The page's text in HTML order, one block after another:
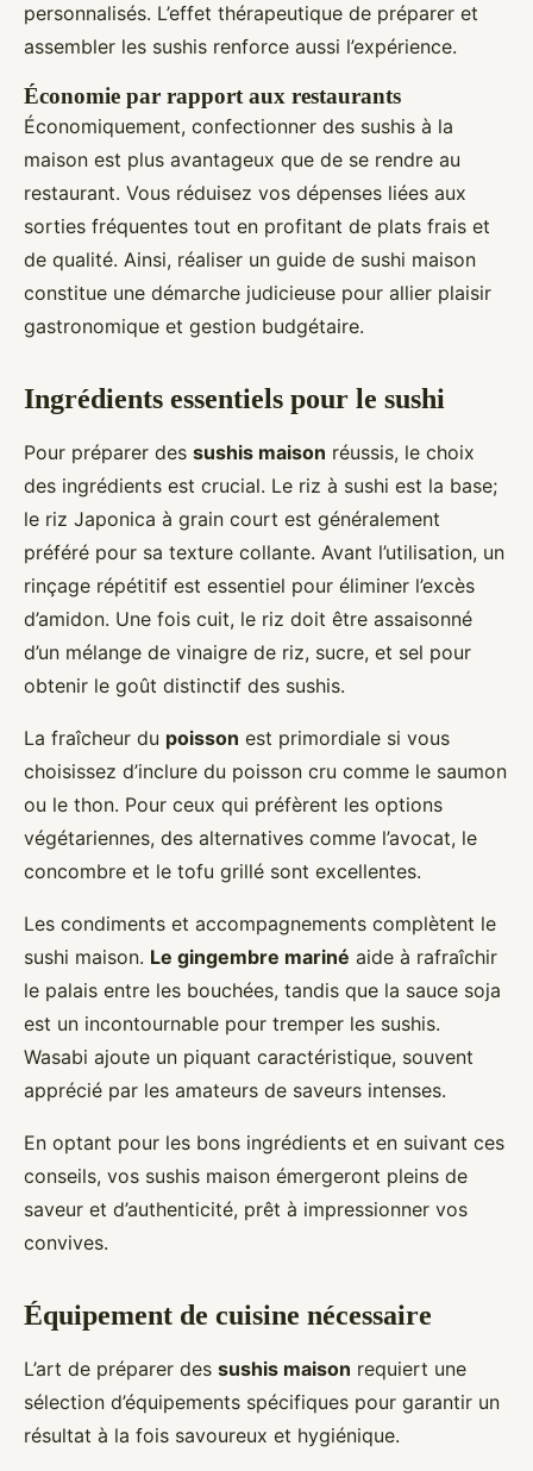
personnalisés. L’effet thérapeutique de préparer et
assembler les sushis renforce aussi l’expérience.
Économie par rapport aux restaurants
Économiquement, confectionner des sushis à la
maison est plus avantageux que de se rendre au
restaurant. Vous réduisez vos dépenses liées aux
sorties fréquentes tout en profitant de plats frais et
de qualité. Ainsi, réaliser un guide de sushi maison
constitue une démarche judicieuse pour allier plaisir
gastronomique et gestion budgétaire.
Ingrédients essentiels pour le sushi
Pour préparer des sushis maison réussis, le choix
des ingrédients est crucial. Le riz à sushi est la base;
le riz Japonica à grain court est généralement
préféré pour sa texture collante. Avant l’utilisation, un
rinçage répétitif est essentiel pour éliminer l’excès
d’amidon. Une fois cuit, le riz doit être assaisonné
d’un mélange de vinaigre de riz, sucre, et sel pour
obtenir le goût distinctif des sushis.
La fraîcheur du poisson est primordiale si vous
choisissez d’inclure du poisson cru comme le saumon
ou le thon. Pour ceux qui préfèrent les options
végétariennes, des alternatives comme l’avocat, le
concombre et le tofu grillé sont excellentes.
Les condiments et accompagnements complètent le
sushi maison. Le gingembre mariné aide à rafraîchir
le palais entre les bouchées, tandis que la sauce soja
est un incontournable pour tremper les sushis.
Wasabi ajoute un piquant caractéristique, souvent
apprécié par les amateurs de saveurs intenses.
En optant pour les bons ingrédients et en suivant ces
conseils, vos sushis maison émergeront pleins de
saveur et d’authenticité, prêt à impressionner vos
convives.
Équipement de cuisine nécessaire
L’art de préparer des sushis maison requiert une
sélection d’équipements spécifiques pour garantir un
résultat à la fois savoureux et hygiénique.